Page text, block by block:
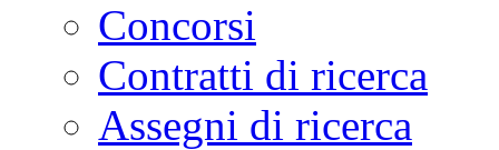
Concorsi
Contratti di ricerca
Assegni di ricerca